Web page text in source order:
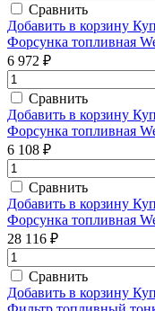
Сравнить
Добавить в корзину
Форсунка топливная
6 972 ₽
Сравнить
Добавить в корзину
Форсунка топливная
6 108 ₽
Сравнить
Добавить в корзину
Форсунка топливная
28 116 ₽
Сравнить
Добавить в корзину